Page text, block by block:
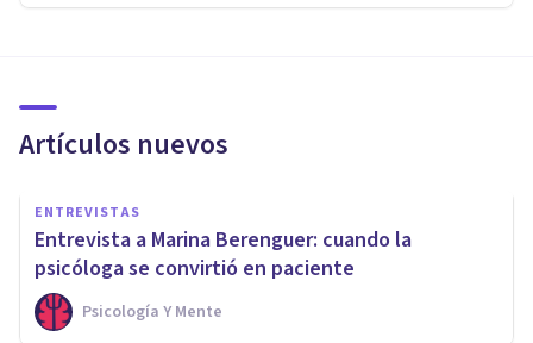
Artículos nuevos
ENTREVISTAS
Entrevista a Marina Berenguer: cuando la
psicóloga se convirtió en paciente
Psicología Y Mente